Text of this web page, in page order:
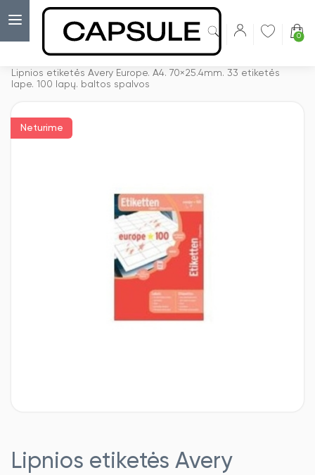
0
Lipnios etiketės Avery Europe. A4. 70×25.4mm. 33 etiketės
lape. 100 lapų. baltos spalvos
Neturime
Lipnios etiketės Avery